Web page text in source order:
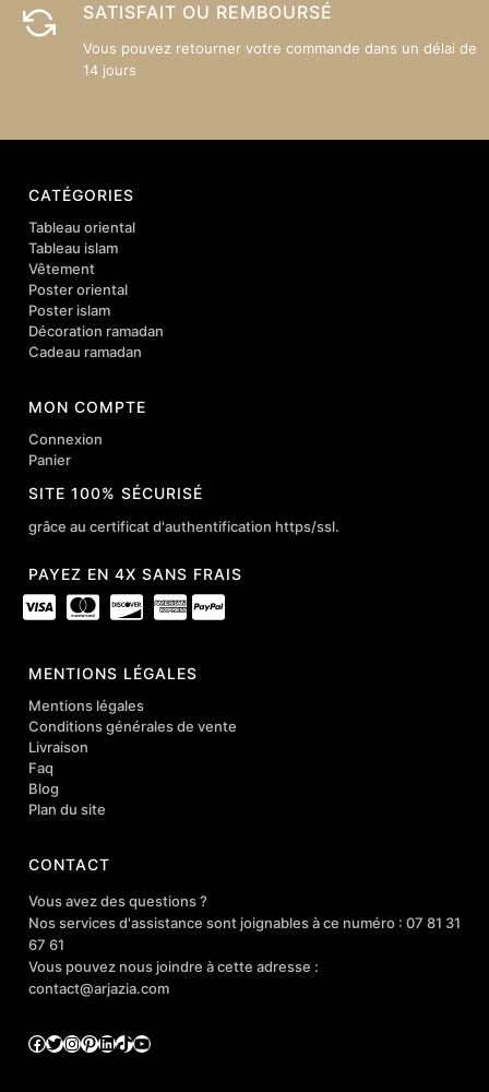
SATISFAIT OU REMBOURSÉ
Vous pouvez retourner votre commande dans un délai de
14 jours
CATÉGORIES
Tableau oriental
Tableau islam
Vêtement
Poster oriental
Poster islam
Décoration ramadan
Cadeau ramadan
MON COMPTE
Connexion
Panier
SITE 100% SÉCURISÉ
grâce au certificat d'authentification https/ssl.
PAYEZ EN 4X SANS FRAIS
MENTIONS LÉGALES
Mentions légales
Conditions générales de vente
Livraison
Faq
Blog
Plan du site
CONTACT
Vous avez des questions ?
Nos services d'assistance sont joignables à ce numéro : 07 81 31
67 61
Vous pouvez nous joindre à cette adresse :
contact@arjazia.com
Facebook
Twitter
Instagram
Pinterest
LinkedIn
TikTok
YouTube